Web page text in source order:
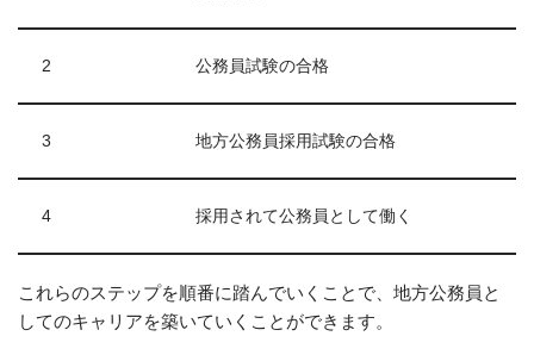
2 公務員試験の合格
3 地方公務員採用試験の合格
4 採用されて公務員として働く
これらのステップを順番に踏んでいくことで、地方公務員と
してのキャリアを築いていくことができます。